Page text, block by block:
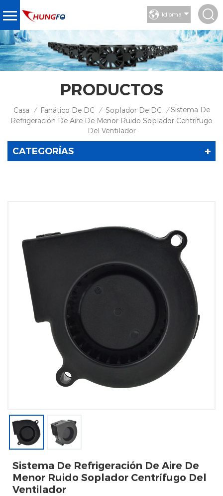
Idioma
PRODUCTOS
Casa / Fanático De DC / Soplador De DC / Sistema De
Refrigeración De Aire De Menor Ruido Soplador Centrífugo
Del Ventilador
CATEGORÍAS
Sistema De Refrigeración De Aire De
Menor Ruido Soplador Centrífugo Del
Ventilador